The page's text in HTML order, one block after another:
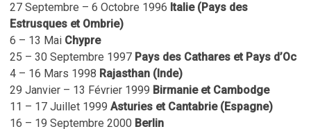
27 Septembre – 6 Octobre 1996 Italie (Pays des
Estrusques et Ombrie)
6 – 13 Mai Chypre
25 – 30 Septembre 1997 Pays des Cathares et Pays d’Oc
4 – 16 Mars 1998 Rajasthan (Inde)
29 Janvier – 13 Février 1999 Birmanie et Cambodge
11 – 17 Juillet 1999 Asturies et Cantabrie (Espagne)
16 – 19 Septembre 2000 Berlin